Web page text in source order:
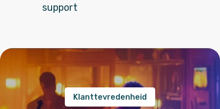
support
Klanttevredenheid